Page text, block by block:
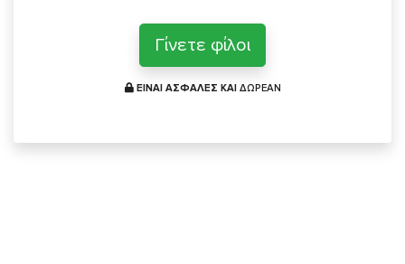
Γίνετε φίλοι
ΕΙΝΑΙ ΑΣΦΑΛΕΣ ΚΑΙ ΔΩΡΕΑΝ